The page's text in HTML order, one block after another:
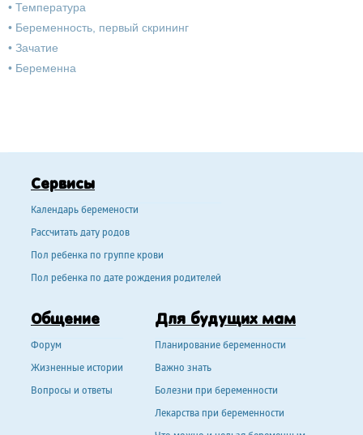
• Температура
• Беременность, первый скрининг
• Зачатие
• Беременна
Сервисы
Календарь беремености
Рассчитать дату родов
Пол ребенка по группе крови
Пол ребенка по дате рождения родителей
Общение
Форум
Жизненные истории
Вопросы и ответы
Для будущих мам
Планирование беременности
Важно знать
Болезни при беременности
Лекарства при беременности